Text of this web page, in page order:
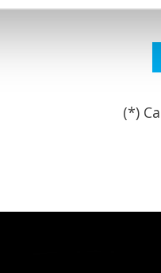
(*)